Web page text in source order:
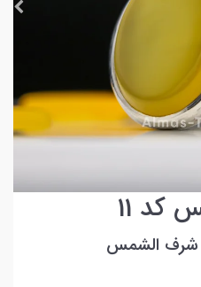
11
شرف الشمس